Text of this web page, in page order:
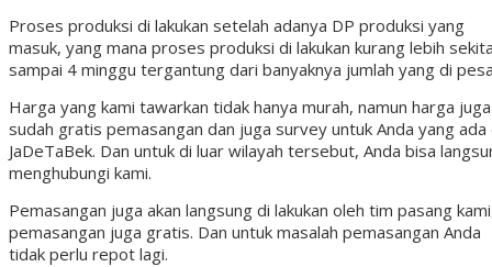
Proses produksi di lakukan setelah adanya DP produksi yang
masuk, yang mana proses produksi di lakukan kurang lebih
sampai 4 minggu tergantung dari banyaknya jumlah yang di
Harga yang kami tawarkan tidak hanya murah, namun harga juga
sudah gratis pemasangan dan juga survey untuk Anda yang ada
JaDeTaBek. Dan untuk di luar wilayah tersebut, Anda bisa
menghubungi kami.
Pemasangan juga akan langsung di lakukan oleh tim pasang
pemasangan juga gratis. Dan untuk masalah pemasangan Anda
tidak perlu repot lagi.